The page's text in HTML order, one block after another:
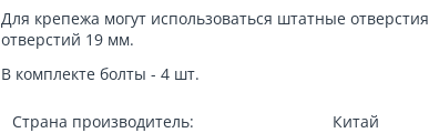
Для крепежа могут использоваться штатные
отверстий 19 мм.
В комплекте болты - 4 шт.
Страна производитель: Китай